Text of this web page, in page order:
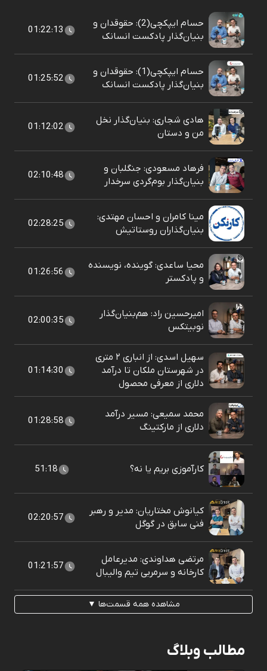
حسام ایپکچی(2): حقوقدان و
بنیان‌گذار پادکست انسانک
01:22:13
حسام ایپکچی(1): حقوقدان و
بنیان‌گذار پادکست انسانک
01:25:52
هادی شجاری: بنیان‌گذار نخل
من و دستان
01:12:02
فرهاد مسعودی: جنگلبان و
بنیان‌گذار بوم‌گردی سرخدار
02:10:48
مینا کامران و احسان مهتدی:
بنیان‌گذاران روستاتیش
02:28:25
محیا ساعدی: گوینده، نویسنده
و پادکستر
01:26:56
امیرحسین راد: هم‌بنیان‌گذار
نوبیتکس
02:00:35
سهیل اسدی: از انباری ۲ متری
در شهرستان ملکان تا درآمد
دلاری از معرفی محصول
01:14:30
محمد سمیعی: مسیر درآمد
دلاری از مارکتینگ
01:28:58
کارآموزی بریم یا نه؟ 51:18
کیانوش مختاریان: مدیر و رهبر
فنی سابق در گوگل
02:20:57
مرتضی هداوندی: مدیرعامل
کارخانه و سرمربی تیم والیبال
01:21:57
مشاهده همه قسمت‌ها ▼
مطالب وبلاگ